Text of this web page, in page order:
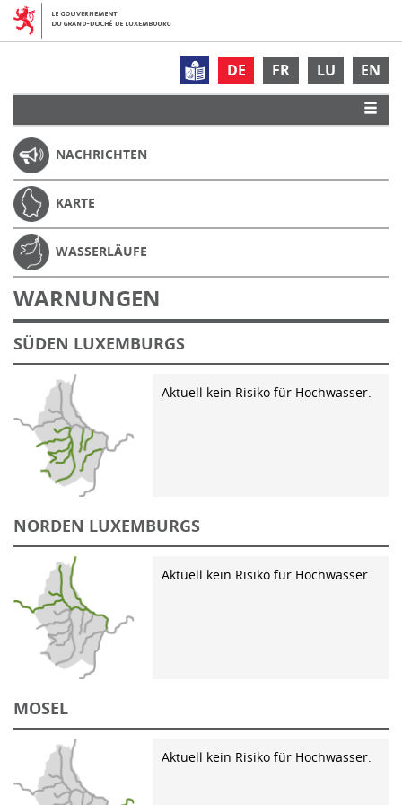
DE FR LU EN
NACHRICHTEN
KARTE
WASSERLÄUFE
WARNUNGEN
SÜDEN LUXEMBURGS
Aktuell kein Risiko für Hochwasser.
NORDEN LUXEMBURGS
Aktuell kein Risiko für Hochwasser.
MOSEL
Aktuell kein Risiko für Hochwasser.